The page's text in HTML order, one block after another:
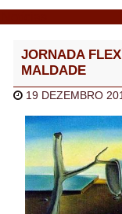
JORNADA
MALDADE
19 DEZEMBRO